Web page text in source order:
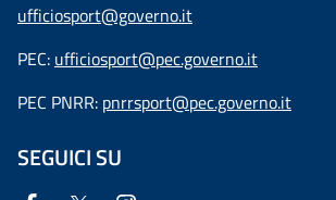
ufficiosport@governo.it
PEC: ufficiosport@pec.governo.it
PEC PNRR: pnrrsport@pec.governo.it
SEGUICI SU